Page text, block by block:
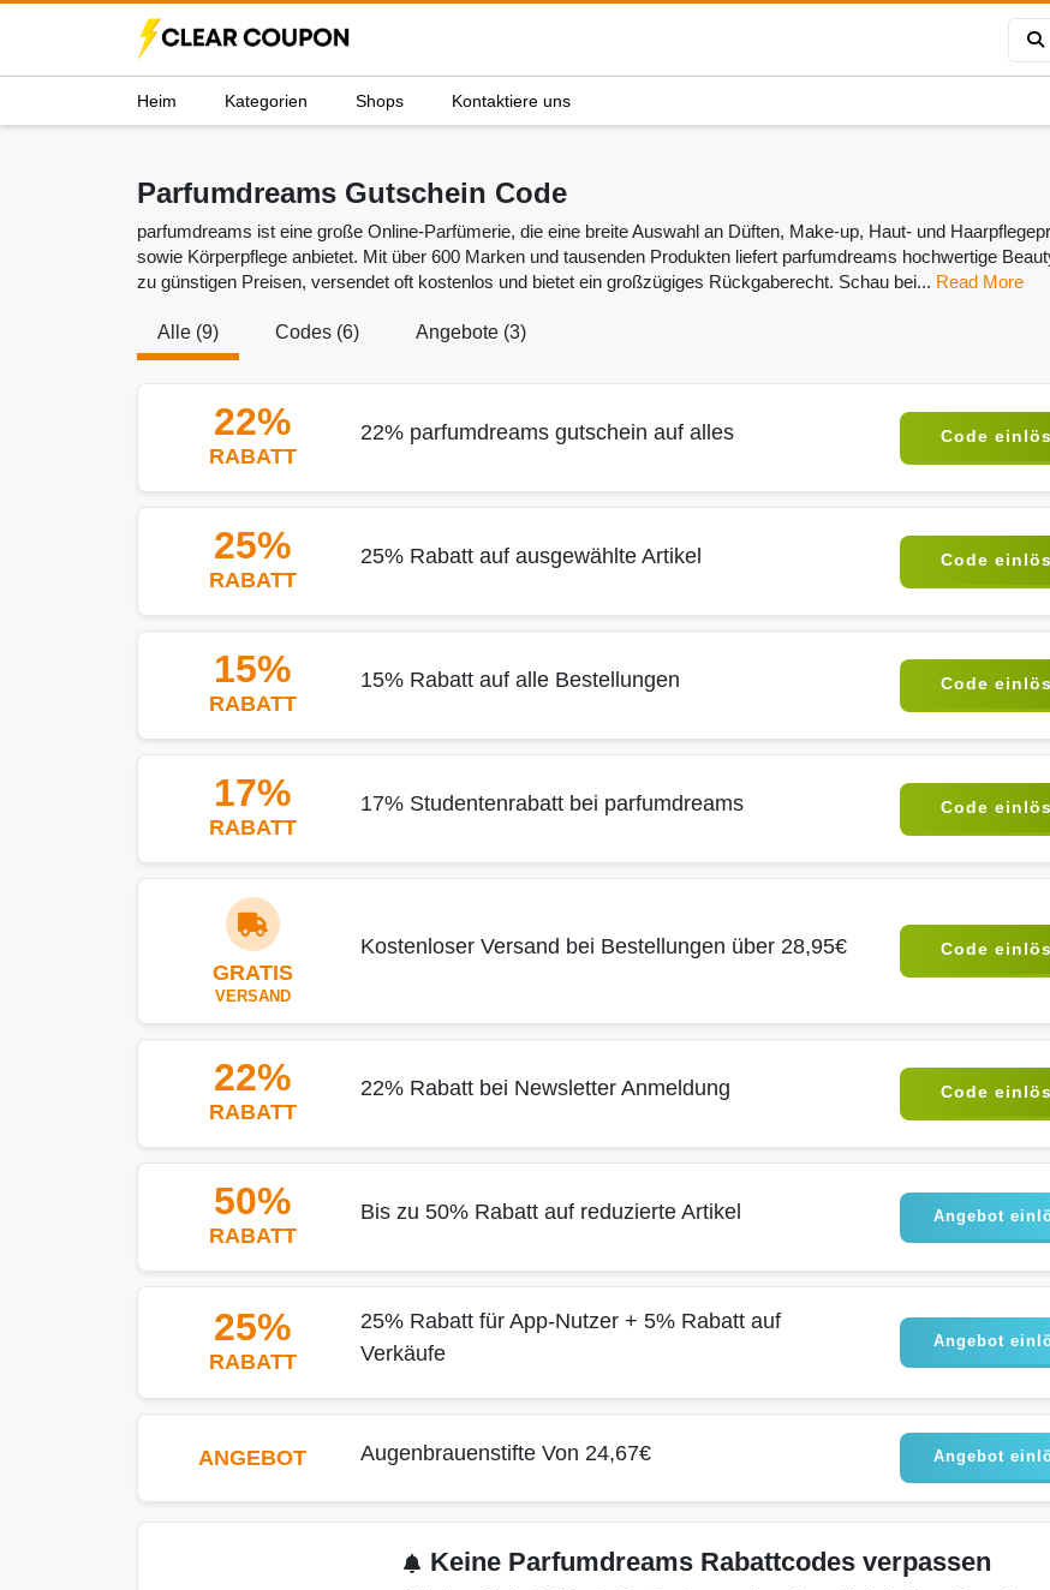
Heim Kategorien Shops Kontaktiere uns
Parfumdreams Gutschein Code
parfumdreams ist eine große Online-Parfümerie, die eine breite Auswahl an Düften, Make-up, Haut- und
sowie Körperpflege anbietet. Mit über 600 Marken und tausenden Produkten liefert parfumdreams hochwertige
zu günstigen Preisen, versendet oft kostenlos und bietet ein großzügiges Rückgaberecht. Schau bei... Read More
Alle (9) Codes (6) Angebote (3)
22%
RABATT
22% parfumdreams gutschein auf alles Code
25%
RABATT
25% Rabatt auf ausgewählte Artikel Code
15%
RABATT
15% Rabatt auf alle Bestellungen Code
17%
RABATT
17% Studentenrabatt bei parfumdreams Code
GRATIS
VERSAND
Kostenloser Versand bei Bestellungen über 28,95€ Code
22%
RABATT
22% Rabatt bei Newsletter Anmeldung Code
50%
RABATT
Bis zu 50% Rabatt auf reduzierte Artikel Angebot
25%
RABATT
25% Rabatt für App-Nutzer + 5% Rabatt auf
Verkäufe
Angebot
ANGEBOT Augenbrauenstifte Von 24,67€ Angebot
Keine Parfumdreams Rabattcodes verpassen